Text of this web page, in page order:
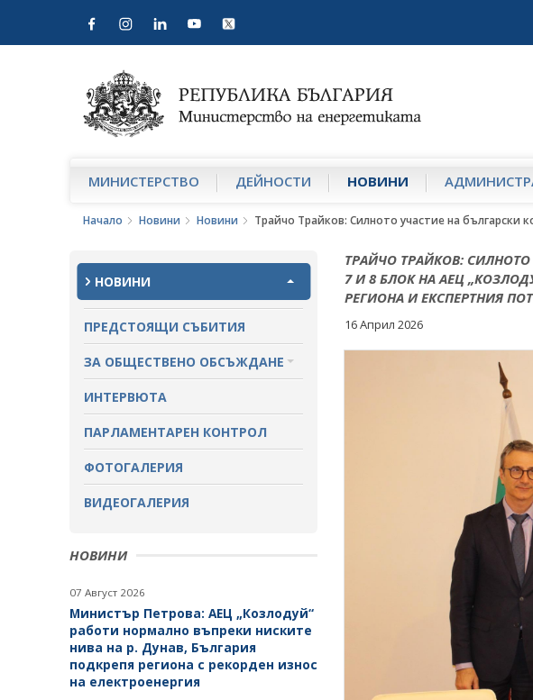
МИНИСТЕРСТВО ДЕЙНОСТИ НОВИНИ
Начало Новини Новини Трайчо Трайков: Силното участие на български
НОВИНИ
ПРЕДСТОЯЩИ СЪБИТИЯ
ЗА ОБЩЕСТВЕНО ОБСЪЖДАНЕ
ПРОЕКТИ ЗА ОБЩЕСТВЕНО
ОБСЪЖДАНЕ
ЗАВЪРШИЛИ ПРОЦЕДУРИ ЗА
ОБЩЕСТВЕНО ОБСЪЖДАНЕ
ИНТЕРВЮТА
ПАРЛАМЕНТАРЕН КОНТРОЛ
ФОТОГАЛЕРИЯ
ВИДЕОГАЛЕРИЯ
НОВИНИ
07 Август 2026
Министър Петрова: АЕЦ „Козлодуй“
работи нормално въпреки ниските
нива на р. Дунав, България
подкрепя региона с рекорден износ
на електроенергия
ТРАЙЧО ТРАЙКОВ:
7 И 8 БЛОК НА АЕЦ
РЕГИОНА И ЕКСПЕРТНИЯ
16 Април 2026